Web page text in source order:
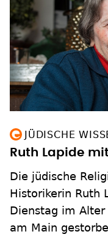
JÜDISCHE
Ruth Lapide
Die jüdische
Historikerin Ruth
Dienstag im Alter
am Main
Mittwoch mit.